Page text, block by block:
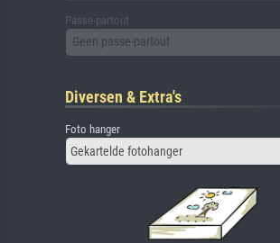
Passe-partout
Geen passe-partout
Diversen & Extra's
Foto hanger
Gekartelde fotohanger